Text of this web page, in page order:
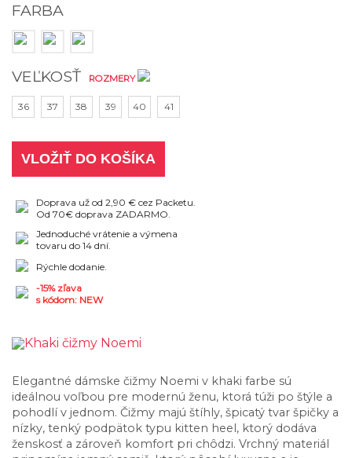
FARBA
VEĽKOSŤ ROZMERY
36 37 38 39 40 41
VLOŽIŤ DO KOŠÍKA
Doprava už od 2,90 € cez Packetu.
Od 70€ doprava ZADARMO.
Jednoduché vrátenie a výmena
tovaru do 14 dní.
Rýchle dodanie.
-15% zľava
s kódom: NEW
Elegantné dámske čižmy Noemi v khaki farbe sú
ideálnou voľbou pre modernú ženu, ktorá túži po štýle a
pohodlí v jednom. Čižmy majú štíhly, špicatý tvar špičky a
nízky, tenký podpätok typu kitten heel, ktorý dodáva
ženskosť a zároveň komfort pri chôdzi. Vrchný materiál